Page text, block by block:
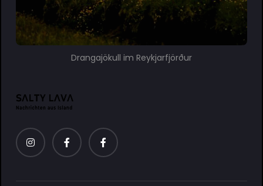
Drangajökull im Reykjarfjörður